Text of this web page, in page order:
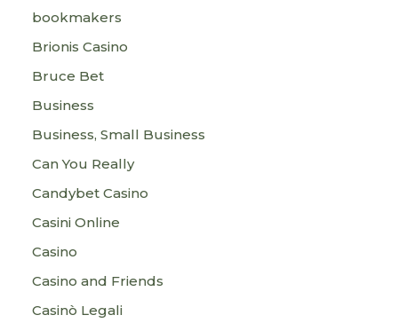
bookmakers
Brionis Casino
Bruce Bet
Business
Business, Small Business
Can You Really
Candybet Casino
Casini Online
Casino
Casino and Friends
Casinò Legali